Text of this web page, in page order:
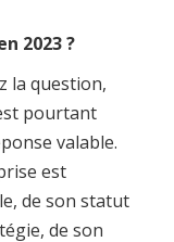
2023 ?
la question,
pourtant
valable.
est
de son statut
de son